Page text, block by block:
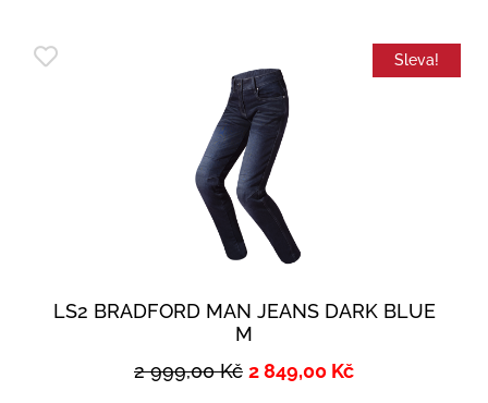
Sleva!
LS2 BRADFORD MAN JEANS DARK BLUE
M
2 999,00Kč 2 849,00 Kč